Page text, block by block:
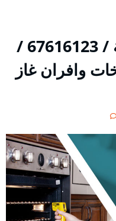
تصليح طباخات العديلية / 67616123 /
وافران غاز